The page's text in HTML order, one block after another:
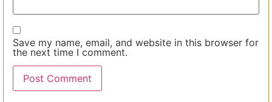
Save my name, email, and website in this browser for
the next time I comment.